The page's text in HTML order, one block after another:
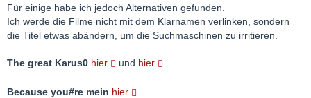
Für einige habe ich jedoch Alternativen gefunden.
Ich werde die Filme nicht mit dem Klarnamen verlinken, sondern
die Titel etwas abändern, um die Suchmaschinen zu irritieren.
The great Karus0 hier und hier
Because you#re mein hier